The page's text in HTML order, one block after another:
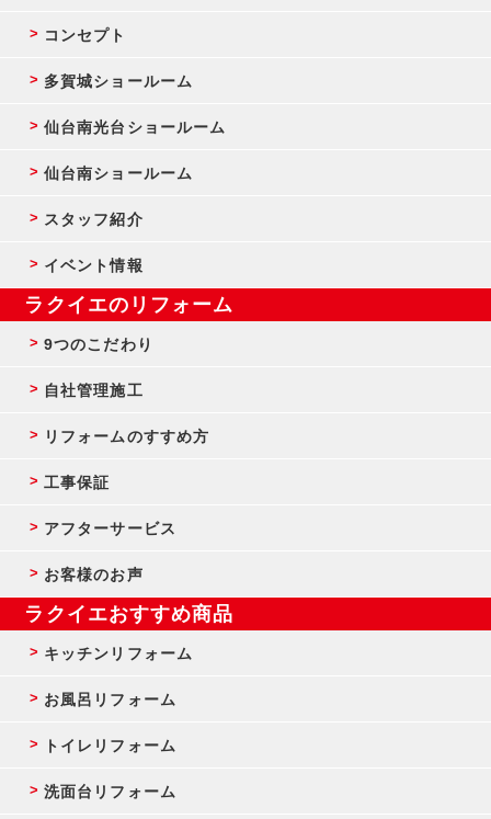
コンセプト
多賀城ショールーム
仙台南光台ショールーム
仙台南ショールーム
スタッフ紹介
イベント情報
ラクイエのリフォーム
9つのこだわり
自社管理施工
リフォームのすすめ方
工事保証
アフターサービス
お客様のお声
ラクイエおすすめ商品
キッチンリフォーム
お風呂リフォーム
トイレリフォーム
洗面台リフォーム